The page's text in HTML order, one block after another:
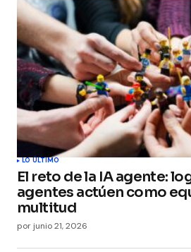
Your Name *
Your E-mail*
Guarda mi nombre, correo
este navegador para la
comente.
Submit Comment
LO ÚLTIMO
El reto de la IA agente:
agentes actúen como
multitud
por junio 21, 2026